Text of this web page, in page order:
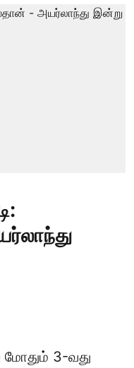
மோதும் 3-வது